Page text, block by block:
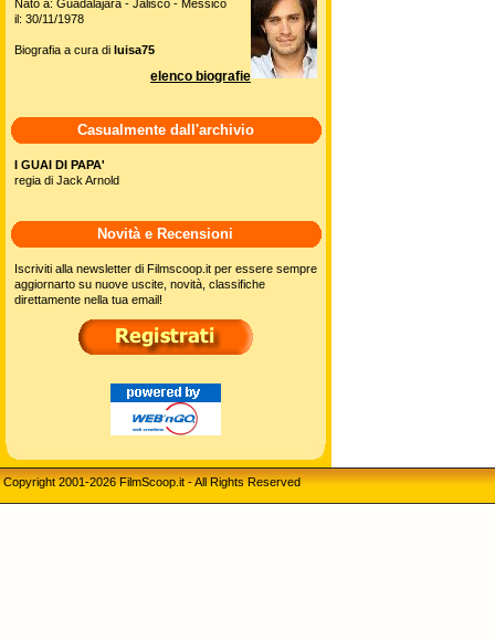
Nato a: Guadalajara - Jalisco - Messico
il: 30/11/1978
Biografia a cura di luisa75
elenco biografie
Casualmente dall'archivio
I GUAI DI PAPA'
regia di Jack Arnold
Novità e Recensioni
Iscriviti alla newsletter di Filmscoop.it per essere sempre
aggiornarto su nuove uscite, novità, classifiche
direttamente nella tua email!
Copyright 2001-2026 FilmScoop.it - All Rights Reserved